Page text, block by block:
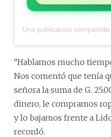
“Hablamos mucho
Nos comentó que tenía
señora la suma de G.
dinero, le compramos
y lo bajamos frente a
recordó.